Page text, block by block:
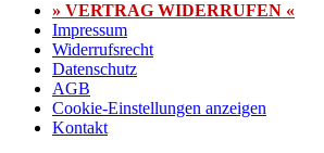
» VERTRAG WIDERRUFEN «
Impressum
Widerrufsrecht
Datenschutz
AGB
Cookie-Einstellungen anzeigen
Kontakt